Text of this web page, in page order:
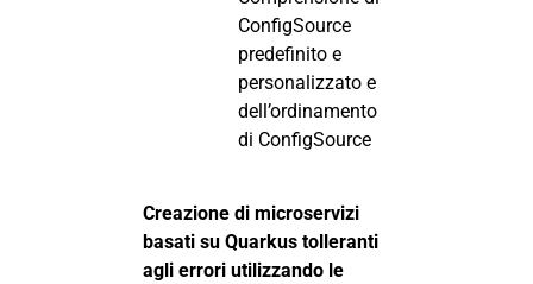
ConfigSource
predefinito e
personalizzato e
dell’ordinamento
di ConfigSource
Creazione di microservizi
basati su Quarkus tolleranti
agli errori utilizzando le